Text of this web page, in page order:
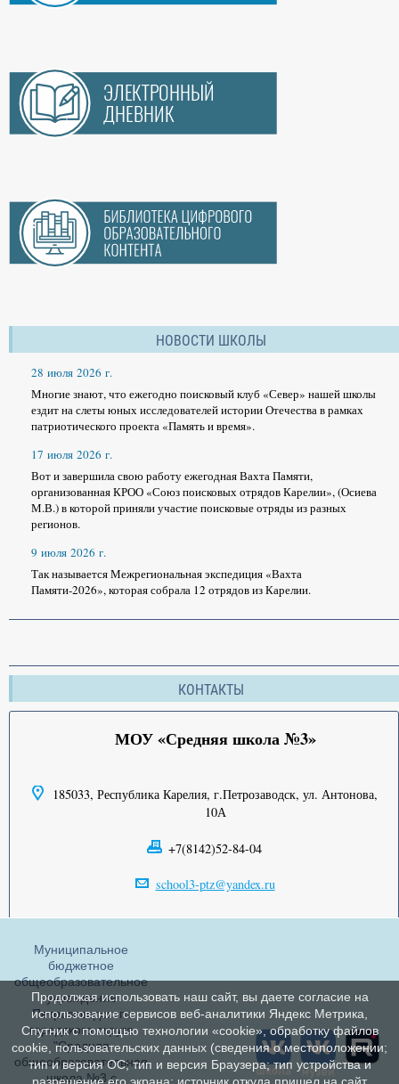
НОВОСТИ ШКОЛЫ
28 июля 2026 г.
Многие знают, что ежегодно поисковый клуб «Север» нашей школы
ездит на слеты юных исследователей истории Отечества в рамках
патриотического проекта «Память и время».
17 июля 2026 г.
Вот и завершила свою работу ежегодная Вахта Памяти,
организованная КРОО «Союз поисковых отрядов Карелии», (Осиева
М.В.) в которой приняли участие поисковые отряды из разных
регионов.
9 июля 2026 г.
Так называется Межрегиональная экспедиция «Вахта
Памяти-2026», которая собрала 12 отрядов из Карелии.
КОНТАКТЫ
МОУ «Средняя школа №3»
185033, Республика Карелия, г.Петрозаводск, ул. Антонова,
10А
+7(8142)52-84-04
school3-ptz@yandex.ru
Муниципальное
бюджетное
общеобразовательное
учреждение
Петрозаводского
городского округа
"Средняя
общеобразовательная
школа №3 с
Продолжая использовать наш сайт, вы даете согласие на
использование сервисов веб-аналитики Яндекс Метрика,
Спутник с помощью технологии «cookie», обработку файлов
cookie, пользовательских данных (сведения о местоположении;
тип и версия ОС; тип и версия Браузера; тип устройства и